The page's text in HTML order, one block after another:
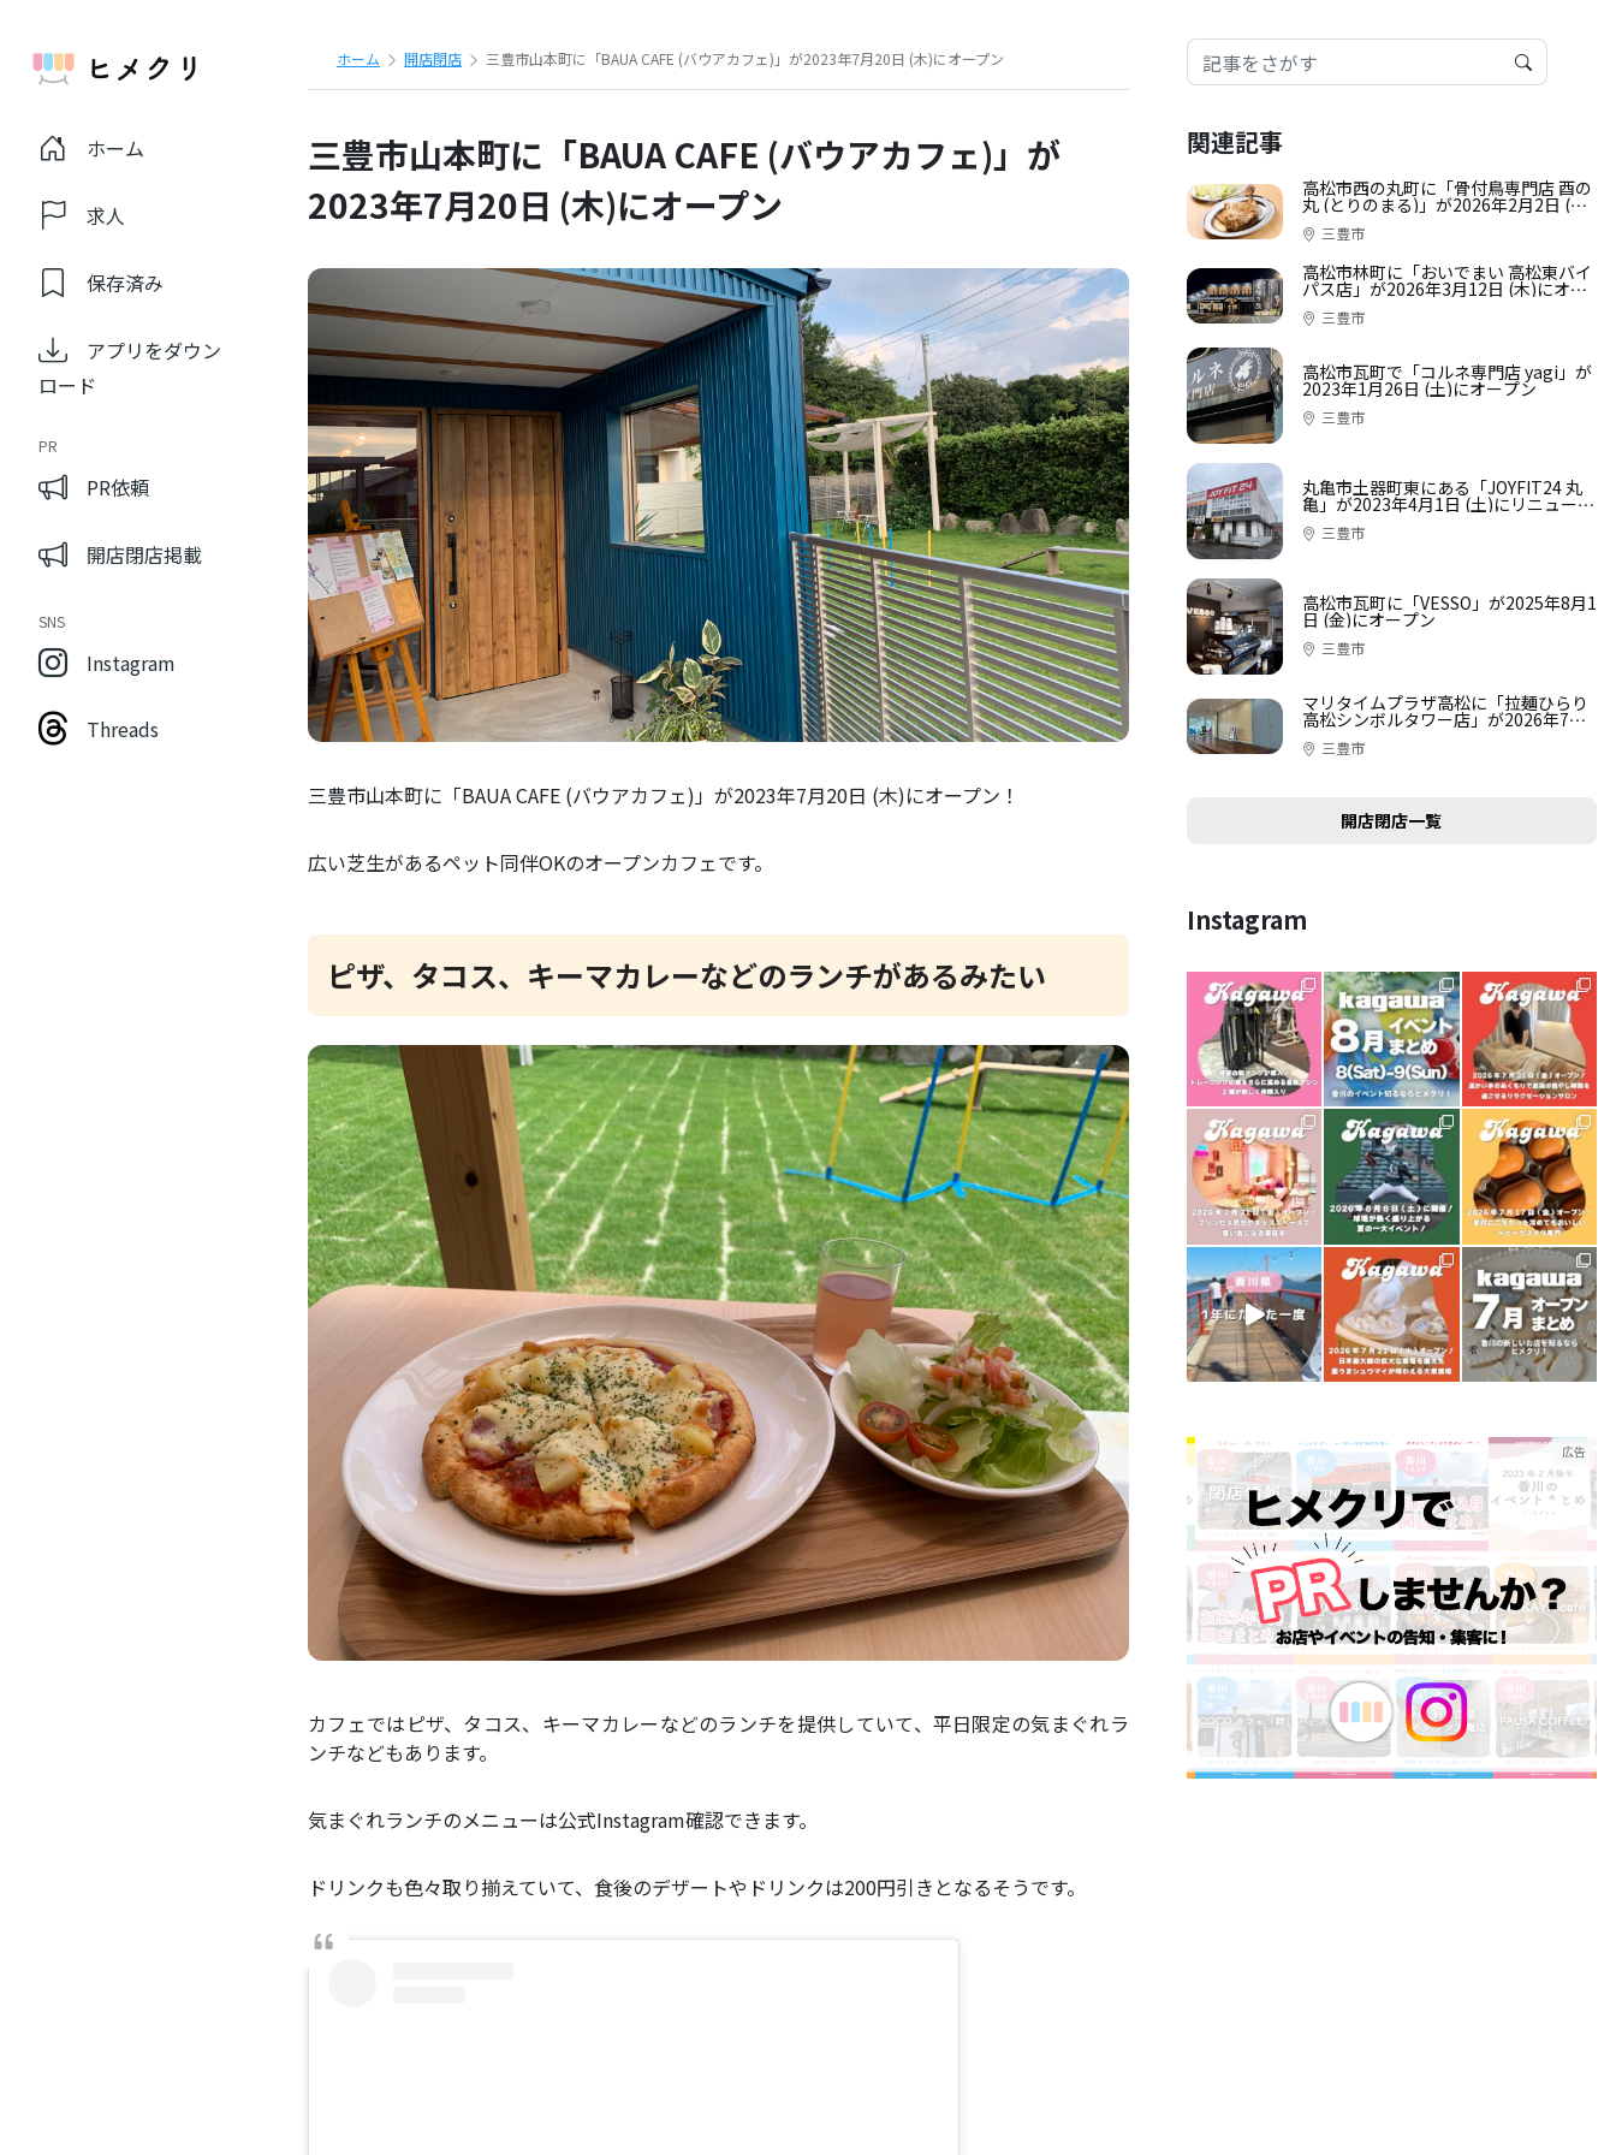
ホーム
求人
保存済み
アプリをダウン
ロード
PR
PR依頼
開店閉店掲載
SNS
Instagram
Threads
ホーム 開店閉店 三豊市山本町に「BAUA CAFE (バウアカフェ)」が2023年7月20日 (木)にオープン
三豊市山本町に「BAUA CAFE (バウアカフェ)」が
2023年7月20日 (木)にオープン
三豊市山本町に「BAUA CAFE (バウアカフェ)」が2023年7月20日 (木)にオープン！
広い芝生があるペット同伴OKのオープンカフェです。
ピザ、タコス、キーマカレーなどのランチがあるみたい
カフェではピザ、タコス、キーマカレーなどのランチを提供していて、平日限定の気まぐれラ
ンチなどもあります。
気まぐれランチのメニューは公式Instagram確認できます。
ドリンクも色々取り揃えていて、食後のデザートやドリンクは200円引きとなるそうです。
関連記事
高松市西の丸町に「骨付鳥専門店 酉の
丸 (とりのまる)」が2026年2月2日 (月)
にオープン
三豊市
高松市林町に「おいでまい 高松東バイ
パス店」が2026年3月12日 (木)にオー
プン三豊市
高松市瓦町で「コルネ専門店 yagi」が
2023年1月26日 (土)にオープン
三豊市
丸亀市土器町東にある「JOYFIT24 丸
亀」が2023年4月1日 (土)にリニューア
ルオープン。3月15日 (水)〜31日 (金)
までは休館中
三豊市
高松市瓦町に「VESSO」が2025年8月1
日 (金)にオープン
三豊市
マリタイムプラザ高松に「拉麺ひらり
高松シンボルタワー店」が2026年7月3
1日 (金)にオープン
三豊市
開店閉店一覧
Instagram